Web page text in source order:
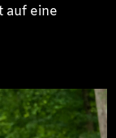
auf eine